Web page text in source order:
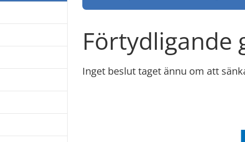
Förtydligande
Inget beslut taget ännu om att